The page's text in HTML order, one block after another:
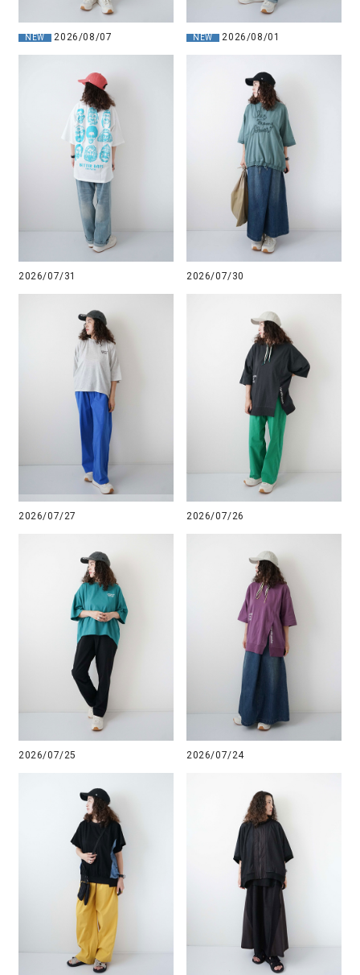
NEW 2026/08/07 NEW 2026/08/01
2026/07/31 2026/07/30
2026/07/27 2026/07/26
2026/07/25 2026/07/24